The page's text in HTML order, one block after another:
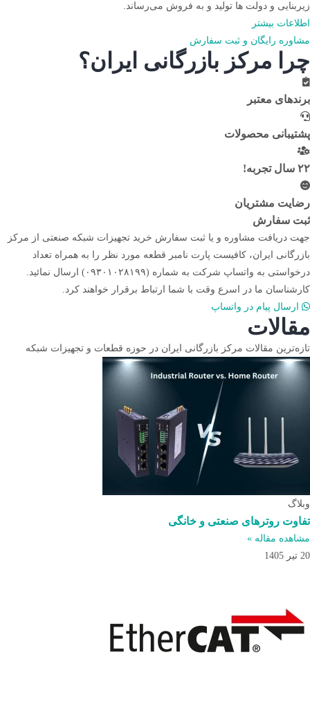
زیربنایی و دولت ها تولید و به فروش می‌رساند.
اطلاعات بیشتر
مشاوره رایگان و ثبت سفارش
چرا مرکز بازرگانی ایران؟
برندهای معتبر
پشتیبانی محصولات
۲۲ سال تجربه!
رضایت مشتریان
ثبت سفارش
جهت دریافت مشاوره و یا ثبت سفارش خرید تجهیزات شبکه صنعتی از مرکز
بازرگانی ایران، کافیست پارت نامبر قطعه مورد نظر را به همراه تعداد
درخواستی به واتساپ شرکت به شماره (۰۹۳۰۱۰۲۸۱۹۹) ارسال نمائید.
کارشناسان ما در اسرع وقت با شما ارتباط برقرار خواهند کرد.
ارسال پیام در واتساپ
مقالات
تازه‌ترین مقالات مرکز بازرگانی ایران در حوزه قطعات و تجهیزات شبکه
وبلاگ
تفاوت روترهای صنعتی و خانگی
مشاهده مقاله »
20 تیر 1405